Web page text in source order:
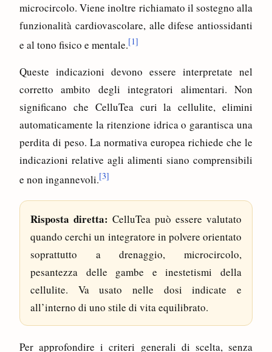
microcircolo. Viene inoltre richiamato il sostegno alla
funzionalità cardiovascolare, alle difese antiossidanti
e al tono fisico e mentale.[1]
Queste indicazioni devono essere interpretate nel
corretto ambito degli integratori alimentari. Non
significano che CelluTea curi la cellulite, elimini
automaticamente la ritenzione idrica o garantisca una
perdita di peso. La normativa europea richiede che le
indicazioni relative agli alimenti siano comprensibili
e non ingannevoli.[3]
Risposta diretta: CelluTea può essere valutato
quando cerchi un integratore in polvere orientato
soprattutto a drenaggio, microcircolo,
pesantezza delle gambe e inestetismi della
cellulite. Va usato nelle dosi indicate e
all’interno di uno stile di vita equilibrato.
Per approfondire i criteri generali di scelta, senza